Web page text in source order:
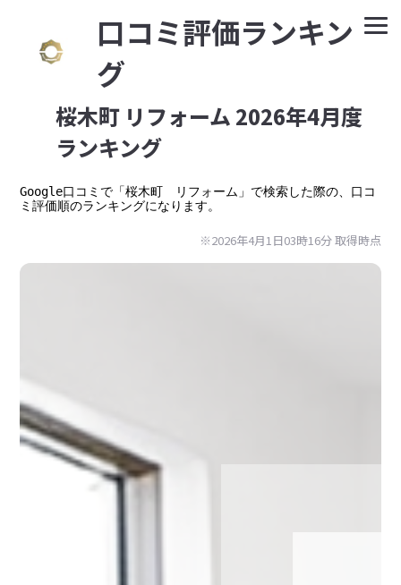
⼝コミ評価ランキン
グ
桜木町 リフォーム 2026年4月度
ランキング
Google⼝コミで「桜木町　リフォーム」で検索した際の、口コ
ミ評価順のランキングになります。
※2026年4月1日03時16分 取得時点